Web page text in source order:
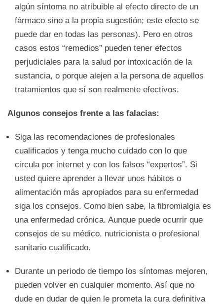
algún síntoma no atribuible al efecto directo de un
fármaco sino a la propia sugestión; este efecto se
puede dar en todas las personas). Pero en otros
casos estos “remedios” pueden tener efectos
perjudiciales para la salud por intoxicación de la
sustancia, o porque alejen a la persona de aquellos
tratamientos que sí son realmente efectivos.
Algunos consejos frente a las falacias:
Siga las recomendaciones de profesionales
cualificados y tenga mucho cuidado con lo que
circula por internet y con los falsos “expertos”. Si
usted quiere aprender a llevar unos hábitos o
alimentación más apropiados para su enfermedad
siga los consejos. Como bien sabe, la fibromialgia es
una enfermedad crónica. Aunque puede ocurrir que
consejos de su médico, nutricionista o profesional
sanitario cualificado.
Durante un periodo de tiempo los síntomas mejoren,
pueden volver en cualquier momento. Así que no
dude en dudar de quien le prometa la cura definitiva